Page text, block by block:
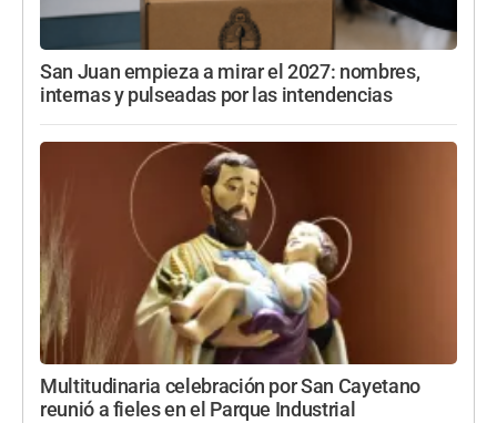
San Juan empieza a mirar el 2027: nombres,
internas y pulseadas por las intendencias
Multitudinaria celebración por San Cayetano
reunió a fieles en el Parque Industrial